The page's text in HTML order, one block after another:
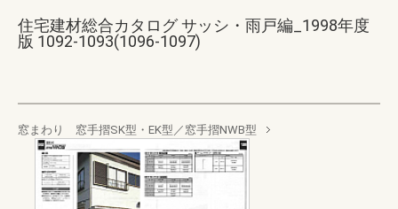
住宅建材総合カタログ サッシ・雨戸編_1998年度
版 1092-1093(1096-1097)
窓まわり 窓手摺SK型・EK型／窓手摺NWB型